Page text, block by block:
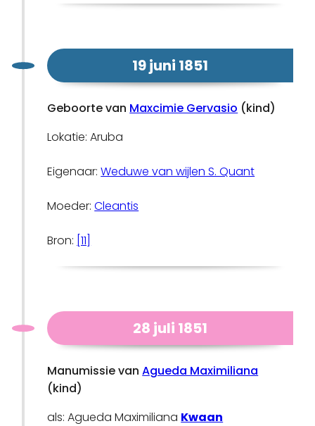
19 juni 1851
Geboorte van Maxcimie Gervasio (kind)
Lokatie: Aruba
Eigenaar:Weduwe van wijlen S. Quant
Moeder:Cleantis
Bron: [11]
28 juli 1851
Manumissie vanAgueda Maximiliana
(kind)
als: Agueda Maximiliana Kwaan